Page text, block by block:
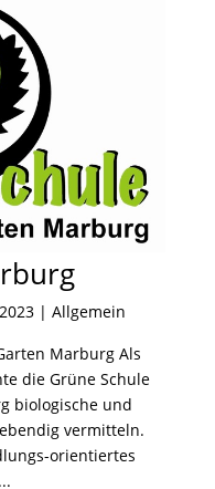
| Allgemein
Marburg Als
die Grüne Schule
biologische und
vermitteln.
orientiertes